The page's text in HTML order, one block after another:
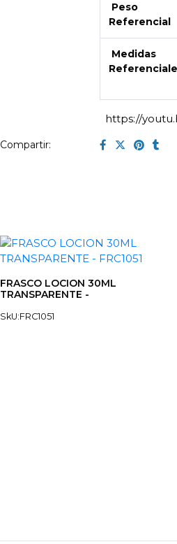
Peso
Referencial
Medidas
https://
Compartir:
FRASCO LOCION 30ML
TRANSPARENTE -
SkU:FRC1051